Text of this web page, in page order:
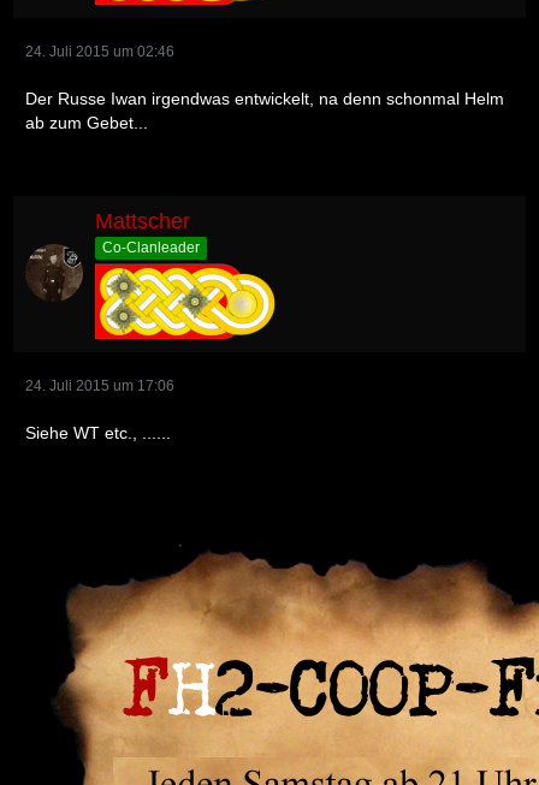
24. Juli 2015 um 02:46
Der Russe Iwan irgendwas entwickelt, na denn schonmal Helm
ab zum Gebet...
Mattscher
Co-Clanleader
24. Juli 2015 um 17:06
Siehe WT etc., ......